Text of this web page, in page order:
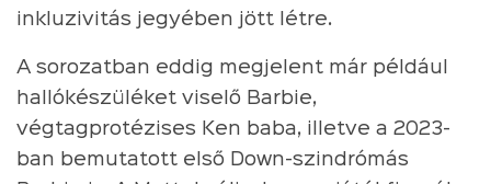
inkluzivitás jegyében jött létre.
A sorozatban eddig megjelent már például
hallókészüléket viselő Barbie,
végtagprotézises Ken baba, illetve a 2023-
ban bemutatott első Down-szindrómás